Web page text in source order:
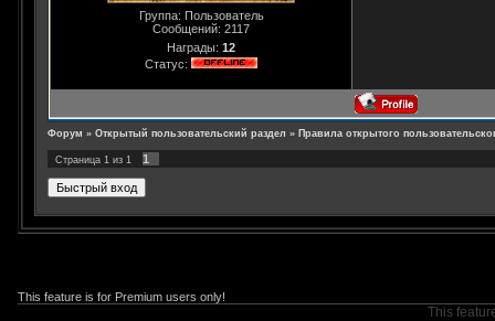
Группа: Пользователь
Сообщений: 2117
Награды: 12
Статус:
Форум » Открытый пользовательский раздел » Правила открытого
Страница 1 из 1 1
This feature is for Premium users only!
This